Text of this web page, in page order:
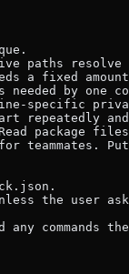
paths resolve
a fixed
needed by one
specific
repeatedly
package
teammates.
the user
any